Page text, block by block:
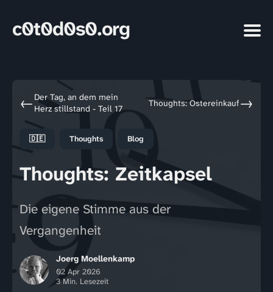
c0t0d0s0.org
← Der Tag, an dem mein
Herz stillstand - Teil 17
Thoughts: Ostereinkauf→
🇩🇪 Thoughts Blog
Thoughts: Zeitkapsel
Die eigene Stimme aus der
Vergangenheit
Joerg Moellenkamp
02 Apr 2026
3 Min. Lesezeit